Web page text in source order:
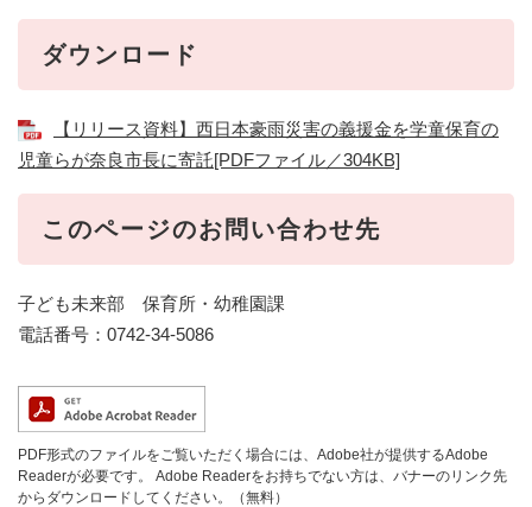
ダウンロード
【リリース資料】西日本豪雨災害の義援金を学童保育の
児童らが奈良市長に寄託[PDFファイル／304KB]
このページのお問い合わせ先
子ども未来部 保育所・幼稚園課
電話番号：0742-34-5086
PDF形式のファイルをご覧いただく場合には、Adobe社が提供するAdobe
Readerが必要です。
Adobe Readerをお持ちでない方は、バナーのリンク先
からダウンロードしてください。（無料）